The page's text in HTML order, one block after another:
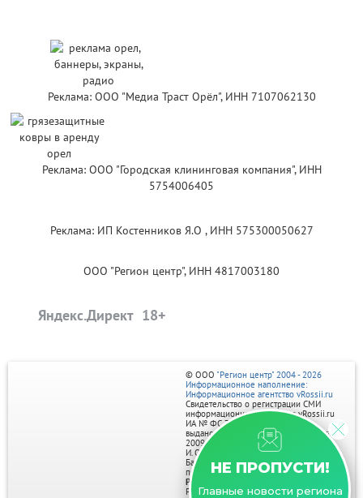
Реклама: ООО "Медиа Траст Орёл", ИНН 7107062130
Реклама: ООО "Городская клининговая компания", ИНН
5754006405
Реклама: ИП Костенников Я.О , ИНН 575300050627
ООО "Регион центр", ИНН 4817003180
Яндекс.Директ
НЕ ПРОПУСТИ!
Главные новости региона
© ООО "Регион центр" 2004 - 2026
Информационное наполнение:
Информационное агентство vRossii.ru
Свидетельство о регистрации СМИ
информационного агентства vRossii.ru
ИА № ФС 77‑35502
выдано РОСКОМНАДЗОРом 04 марта
2009г.
И. О. Главного редактора Нарыков А. Н.
Баннеры на портале размещаются на
правах рекламы.
Реклама на портале:
Рекламное агентство "Умный маркетинг"